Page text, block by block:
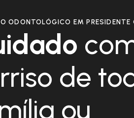
ODONTOLÓGICO EM
de
ou